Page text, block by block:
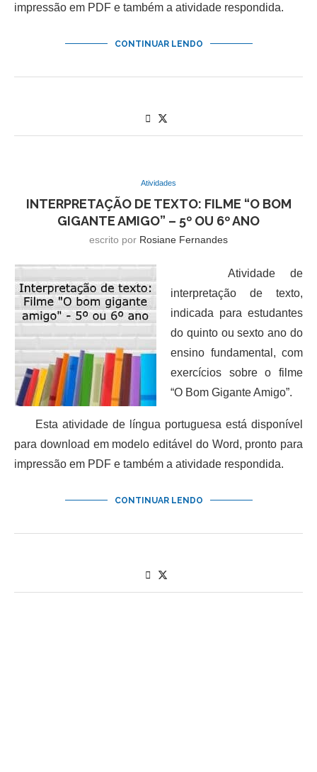
impressão em PDF e também a atividade respondida.
CONTINUAR LENDO
Atividades
INTERPRETAÇÃO DE TEXTO: FILME “O BOM
GIGANTE AMIGO” – 5º OU 6º ANO
escrito por Rosiane Fernandes
Atividade de
interpretação de texto,
indicada para estudantes
do quinto ou sexto ano do
ensino fundamental, com
exercícios sobre o filme
“O Bom Gigante Amigo”.
Esta atividade de língua portuguesa está disponível
para download em modelo editável do Word, pronto para
impressão em PDF e também a atividade respondida.
CONTINUAR LENDO